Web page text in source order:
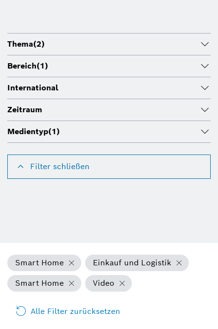
Thema(2)
Bereich(1)
International
Zeitraum
Medientyp(1)
Filter schließen
Smart Home
Einkauf und Logistik
Smart Home
Video
Alle Filter zurücksetzen